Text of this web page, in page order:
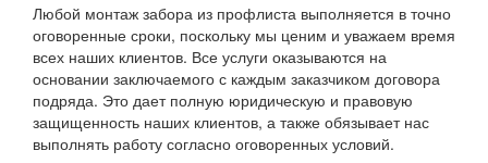
Любой монтаж забора из профлиста выполняется в точно
оговоренные сроки, поскольку мы ценим и уважаем время
всех наших клиентов. Все услуги оказываются на
основании заключаемого с каждым заказчиком договора
подряда. Это дает полную юридическую и правовую
защищенность наших клиентов, а также обязывает нас
выполнять работу согласно оговоренных условий.